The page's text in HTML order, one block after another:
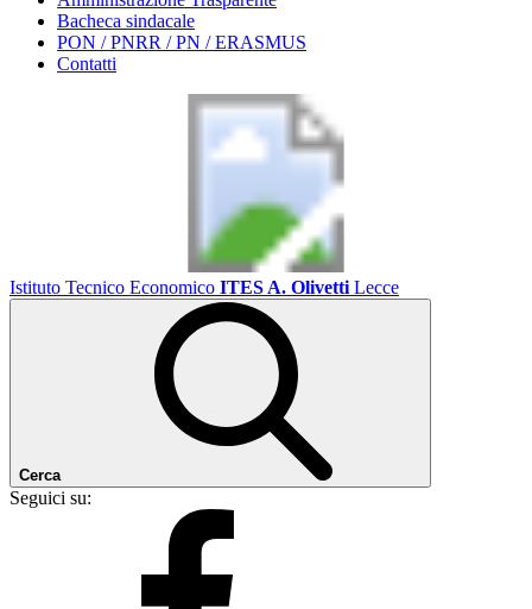
Bacheca sindacale
PON / PNRR / PN / ERASMUS
Contatti
Istituto Tecnico Economico ITES A. Olivetti Lecce
Cerca
Seguici su: